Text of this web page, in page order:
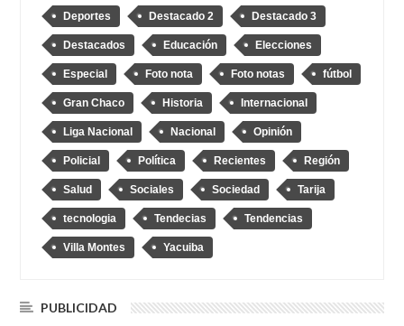
Deportes Destacado 2 Destacado 3
Destacados Educación Elecciones
Especial Foto nota Foto notas fútbol
Gran Chaco Historia Internacional
Liga Nacional Nacional Opinión
Policial Política Recientes Región
Salud Sociales Sociedad Tarija
tecnologia Tendecias Tendencias
Villa Montes Yacuiba
PUBLICIDAD